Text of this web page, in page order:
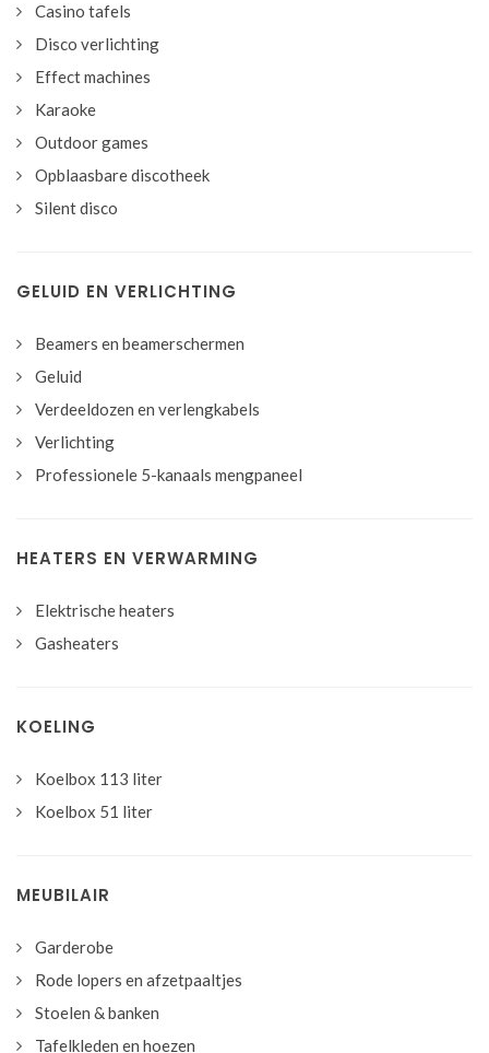
Casino tafels
Disco verlichting
Effect machines
Karaoke
Outdoor games
Opblaasbare discotheek
Silent disco
GELUID EN VERLICHTING
Beamers en beamerschermen
Geluid
Verdeeldozen en verlengkabels
Verlichting
Professionele 5-kanaals mengpaneel
HEATERS EN VERWARMING
Elektrische heaters
Gasheaters
KOELING
Koelbox 113 liter
Koelbox 51 liter
MEUBILAIR
Garderobe
Rode lopers en afzetpaaltjes
Stoelen & banken
Tafelkleden en hoezen